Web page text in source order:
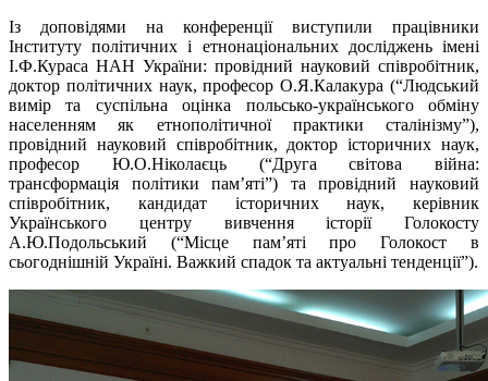
Із доповідями на конференції виступили працівники
Інституту політичних і етнонаціональних досліджень імені
І.Ф.Кураса НАН України: провідний науковий співробітник,
доктор політичних наук, професор О.Я.Калакура (“Людський
вимір та суспільна оцінка польсько-українського обміну
населенням як етнополітичної практики сталінізму”),
провідний науковий співробітник, доктор історичних наук,
професор Ю.О.Ніколаєць (“Друга світова війна:
трансформація політики пам’яті”) та провідний науковий
співробітник, кандидат історичних наук, керівник
Українського центру вивчення історії Голокосту
А.Ю.Подольський (“Місце пам’яті про Голокост в
сьогоднішній Україні. Важкий спадок та актуальні тенденції”).